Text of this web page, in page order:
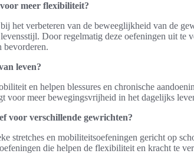
meer flexibiliteit?
het verbeteren van de beweeglijkheid van de
Door regelmatig deze oefeningen uit te
bevorderen.
leven?
en helpen blessures en chronische
voor meer bewegingsvrijheid in het dagelijks
voor verschillende gewrichten?
stretches en mobiliteitsoefeningen gericht op
die helpen de flexibiliteit en kracht te